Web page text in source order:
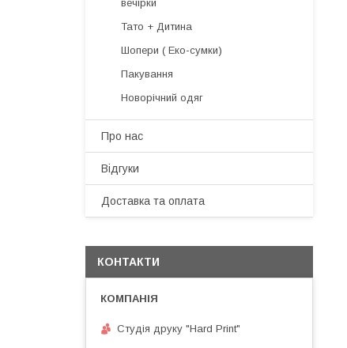
вечірки
Тато + Дитина
Шопери ( Еко-сумки)
Пакування
Новорічний одяг
Про нас
Відгуки
Доставка та оплата
КОНТАКТИ
Студія друку "Hard Print"